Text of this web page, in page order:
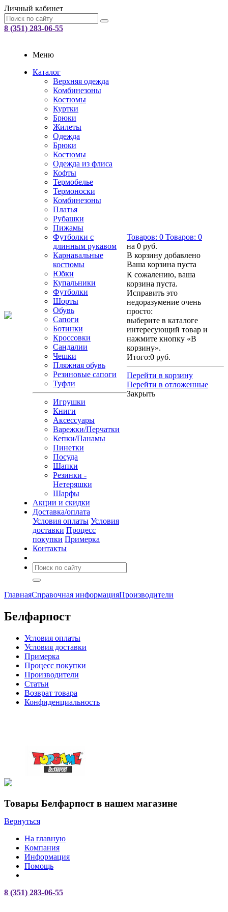
Личный кабинет
8 (351) 283-06-55
Меню
Каталог
Верхняя одежда
Комбинезоны
Костюмы
Куртки
Брюки
Жилеты
Одежда
Брюки
Костюмы
Одежда из флиса
Кофты
Термобелье
Термоноски
Комбинезоны
Платья
Рубашки
Пижамы
Футболки с
длинным рукавом
Карнавальные
костюмы
Юбки
Купальники
Футболки
Шорты
Обувь
Сапоги
Ботинки
Кроссовки
Сандалии
Чешки
Пляжная обувь
Резиновые сапоги
Туфли
Игрушки
Книги
Аксессуары
Варежки/Перчатки
Кепки/Панамы
Пинетки
Посуда
Шапки
Резинки -
Нетеряшки
Шарфы
Акции и скидки
Доставка/оплата
Условия оплаты Условия
доставки Процесс
покупки Примерка
Контакты
Товаров: 0 Товаров: 0
на 0 руб.
В корзину добавлено
Ваша корзина пуста
К сожалению, ваша
корзина пуста.
Исправить это
недоразумение очень
просто:
выберите в каталоге
интересующий товар и
нажмите кнопку «В
корзину».
Итого:0 руб.
Перейти в корзину
Перейти в отложенные
Закрыть
ГлавнаяСправочная информацияПроизводители
Белфарпост
Условия оплаты
Условия доставки
Примерка
Процесс покупки
Производители
Статьи
Возврат товара
Конфиденциальность
Товары Белфарпост в нашем магазине
Вернуться
На главную
Компания
Информация
Помощь
8 (351) 283-06-55